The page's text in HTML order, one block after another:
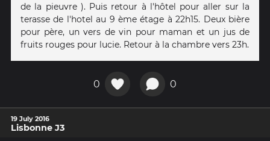
de la pieuvre ). Puis retour à l'hôtel pour aller sur la
terasse de l'hotel au 9 ème étage à 22h15. Deux bière
pour père, un vers de vin pour maman et un jus de
fruits rouges pour lucie. Retour à la chambre vers 23h.
0 0
19 July 2016
Lisbonne J3